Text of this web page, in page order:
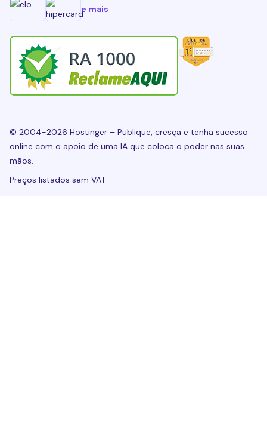
e mais
© 2004-2026 Hostinger – Publique, cresça e tenha sucesso
online com o apoio de uma IA que coloca o poder nas suas
mãos.
Preços listados sem VAT